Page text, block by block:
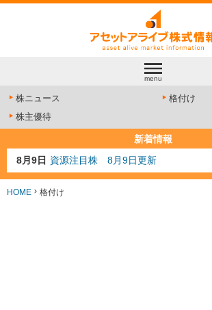
menu
株ニュース
格付け
株主優待
新着情報
8月9日 資源注目株 8月9日更新
8月4日 AI注目株 8月4日更新
8月3日 人気業種注目株 8月3日更新
HOME 格付け